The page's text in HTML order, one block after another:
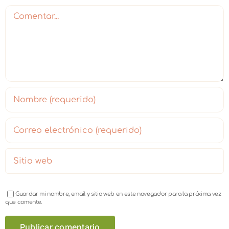
Comentar
Guardar mi nombre, email y sitio web en este navegador para la próxima vez
que comente.